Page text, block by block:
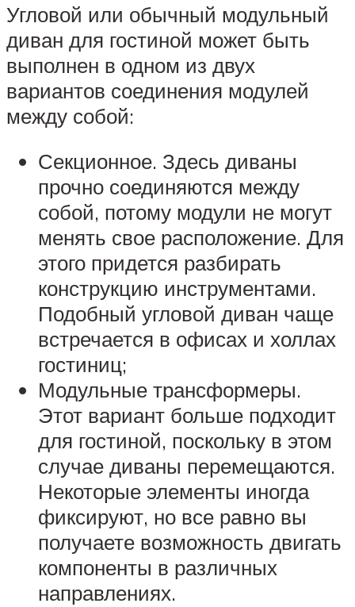
Угловой или обычный модульный
диван для гостиной может быть
выполнен в одном из двух
вариантов соединения модулей
между собой:
Секционное. Здесь диваны
прочно соединяются между
собой, потому модули не могут
менять свое расположение. Для
этого придется разбирать
конструкцию инструментами.
Подобный угловой диван чаще
встречается в офисах и холлах
гостиниц;
Модульные трансформеры.
Этот вариант больше подходит
для гостиной, поскольку в этом
случае диваны перемещаются.
Некоторые элементы иногда
фиксируют, но все равно вы
получаете возможность двигать
компоненты в различных
направлениях.